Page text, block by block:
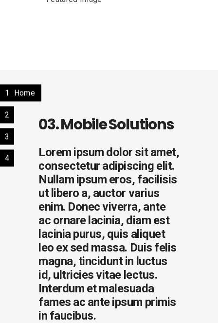
03. Mobile Solutions
Lorem ipsum dolor sit amet,
consectetur adipiscing elit.
Nullam ipsum eros, facilisis
ut libero a, auctor varius
enim. Donec viverra, ante
ac ornare lacinia, diam est
lacinia purus, quis aliquet
leo ex sed massa. Duis felis
magna, tincidunt in luctus
id, ultricies vitae lectus.
Interdum et malesuada
fames ac ante ipsum primis
in faucibus.
1 Home
2
3
4